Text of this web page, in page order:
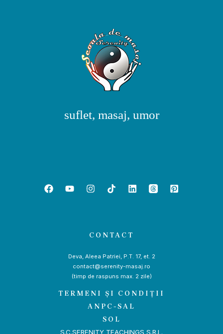
suflet, masaj, umor
CONTACT
Deva, Aleea Patriei, P.T. 17, et. 2
contact@serenity-masaj.ro
(timp de raspuns max. 2 zile)
TERMENI ȘI CONDIȚII
ANPC-SAL
SOL
S.C.SERENITY TEACHINGS S.R.L.